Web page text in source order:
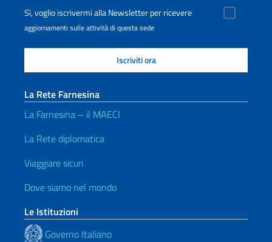
Sì, voglio iscrivermi alla Newsletter per ricevere
aggiornamenti sulle attività di questa sede
La Rete Farnesina
La Farnesina – il MAECI
La Rete diplomatica
Viaggiare sicuri
Dove siamo nel mondo
Le Istituzioni
Governo Italiano